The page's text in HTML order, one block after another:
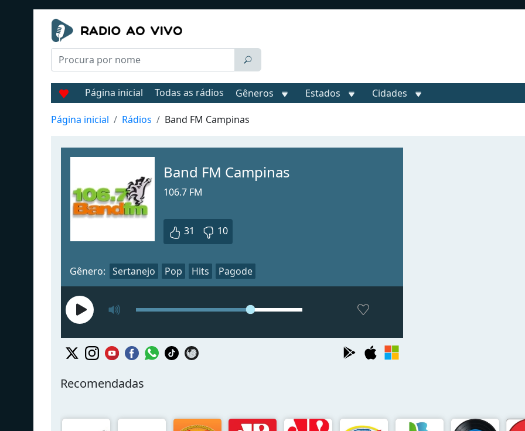
Página inicial Todas as rádios Gêneros Estados Cidades
Página inicial Rádios Band FM Campinas
Band FM Campinas
106.7 FM
31 10
Gênero: Sertanejo Pop Hits Pagode
Recomendadas